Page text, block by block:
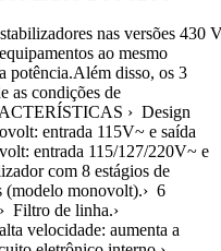
nas versões 430
ao mesmo
potência.Além disso, os 3
as condições de
› Design
entrada 115V~ e saída
entrada 115/127/220V~ e
com 8 estágios de
(modelo monovolt).› 6
Filtro de linha.›
velocidade: aumenta a